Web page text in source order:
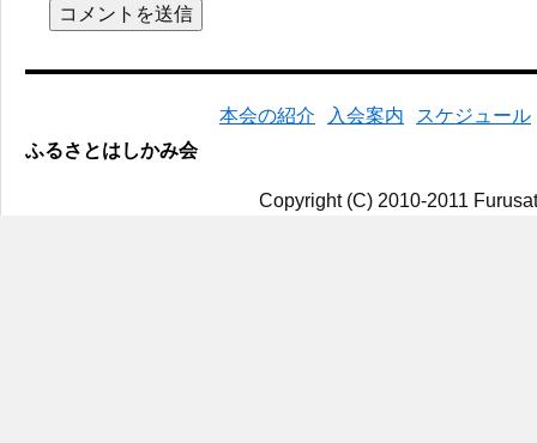
本会の紹介 入会案内
スケジュール
ふるさとはしかみ会
Copyright (C) 2010-2011